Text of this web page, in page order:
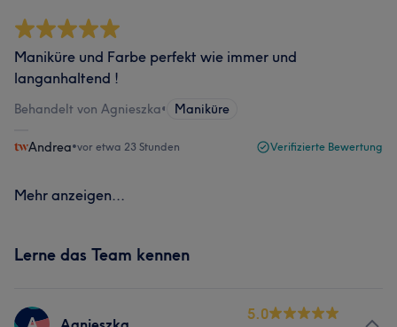
Maniküre und Farbe perfekt wie immer und
langanhaltend !
Behandelt von Agnieszka• Maniküre
Andrea•vor etwa 23 Stunden Verifizierte Bewertung
Mehr anzeigen...
Lerne das Team kennen
5.0